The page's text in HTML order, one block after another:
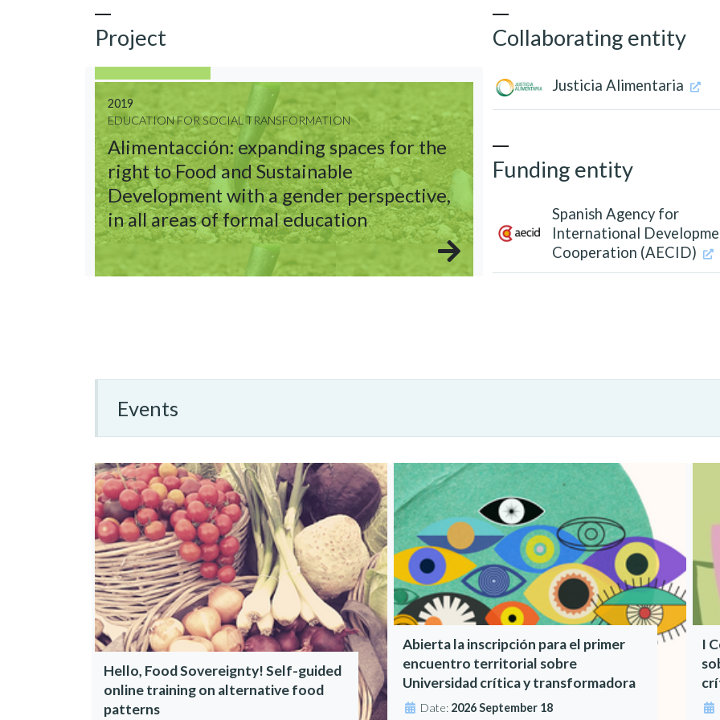
Project
2019
EDUCATION FOR SOCIAL TRANSFORMATION
Alimentacción: expanding spaces for the
right to Food and Sustainable
Development with a gender perspective,
in all areas of formal education
Collaborating entity
Justicia Alimentaria
Funding entity
Spanish Agency for
International
Cooperation (AECID)
Events
Hello, Food Sovereignty! Self-guided
online training on alternative food
patterns
Abierta la inscripción para el primer
encuentro territorial sobre
Universidad crítica y transformadora
Date: 2026 September 18
I